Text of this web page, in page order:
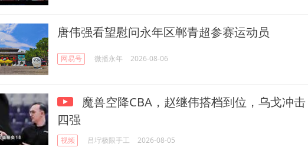
唐伟强看望慰问永年区郸青超参赛运动员
网易号 微播永年 2026-08-06
魔兽空降CBA，赵继伟搭档到位，乌戈冲击
四强
视频 吕坾极限手工 2026-08-05